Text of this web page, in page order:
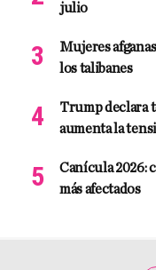
julio
Mujeres
los talibanes
Trump declara
aumenta la
Canícula 2026:
más afectados